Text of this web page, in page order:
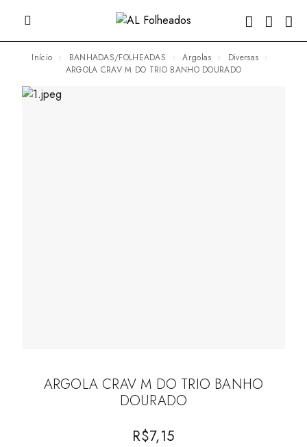
Início BANHADAS/FOLHEADAS Argolas
Diversas
ARGOLA CRAV M DO TRIO BANHO DOURADO
ARGOLA CRAV M DO TRIO BANHO
DOURADO
R$7,15